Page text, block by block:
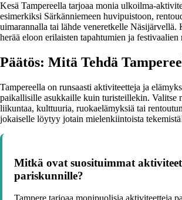
Kesä Tampereella tarjoaa monia ulkoilma-
esimerkiksi Särkänniemeen huvipuistoon,
uimarannalla tai lähde veneretkelle Näsijärvellä.
herää eloon erilaisten tapahtumien ja festivaalien
Päätös: Mitä Tehdä
Tampereella on runsaasti aktiviteetteja ja
paikallisille asukkaille kuin turisteillekin. Valitse
liikuntaa, kulttuuria, ruokaelämyksiä tai
jokaiselle löytyy jotain mielenkiintoista
Mitkä ovat suosituimmat
pariskunnille?